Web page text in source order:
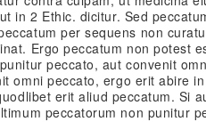
in 2 Ethic. dicitur. Sed
per sequens non
Ergo peccatum non potest
peccato, aut convenit
omni peccato, ergo erit abire
erit aliud peccatum. Si
peccatorum non punitur